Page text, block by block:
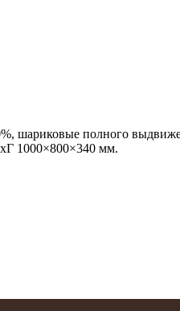
шариковые полного
1000×800×340 мм.